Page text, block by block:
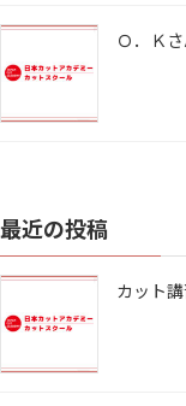
Ｏ．Ｋ
最近の投稿
カット